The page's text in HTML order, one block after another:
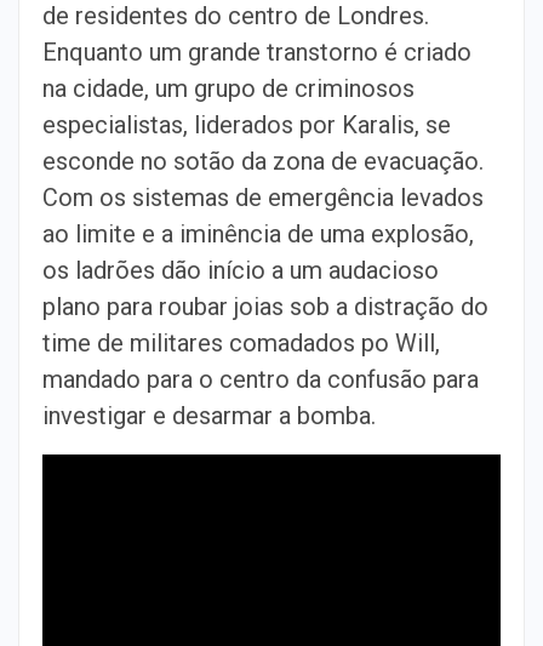
de residentes do centro de Londres.
Enquanto um grande transtorno é criado
na cidade, um grupo de criminosos
especialistas, liderados por Karalis, se
esconde no sotão da zona de evacuação.
Com os sistemas de emergência levados
ao limite e a iminência de uma explosão,
os ladrões dão início a um audacioso
plano para roubar joias sob a distração do
time de militares comadados po Will,
mandado para o centro da confusão para
investigar e desarmar a bomba.